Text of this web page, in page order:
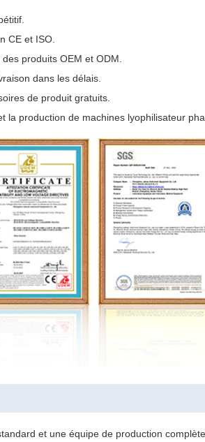
CE et ISO.
produits OEM et ODM.
dans les délais.
de produit gratuits.
la production de machines lyophilisateur
et une équipe de production